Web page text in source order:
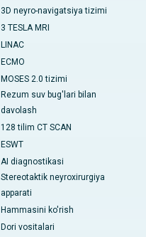
3D neyro-navigatsiya tizimi
3 TESLA MRI
LINAC
ECMO
MOSES 2.0 tizimi
Rezum suv bug'lari bilan
davolash
128 tilim CT SCAN
ESWT
AI diagnostikasi
Stereotaktik neyroxirurgiya
apparati
Hammasini ko'rish
Dori vositalari